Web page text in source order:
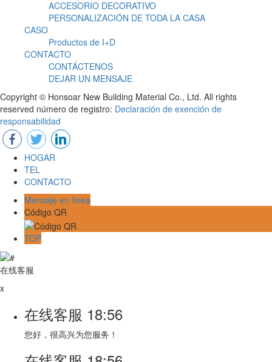
ACCESORIO DECORATIVO
PERSONALIZACIÓN DE TODA LA CASA
CASO
Productos de I+D
CONTACTO
CONTÁCTENOS
DEJAR UN MENSAJE
Copyright © Honsoar New Building Material Co., Ltd. All rights
reserved número de registro: Declaración de exención de
responsabilidad
HOGAR
TEL
CONTACTO
Mensaje en línea
Código QR
TOP
在线客服
x
在线客服 18:56
您好，很高兴为您服务！